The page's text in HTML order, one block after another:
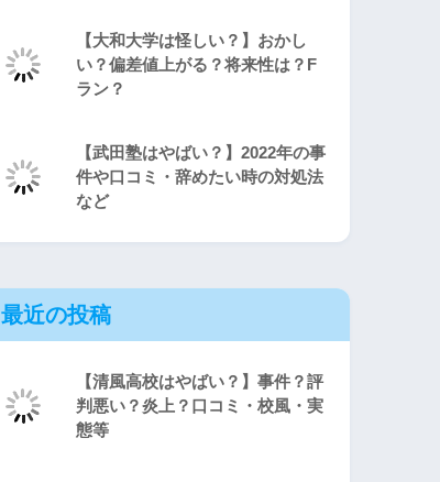
【大和大学は怪しい？】おかし
い？偏差値上がる？将来性は？F
ラン？
【武田塾はやばい？】2022年の事
件や口コミ・辞めたい時の対処法
など
最近の投稿
【清風高校はやばい？】事件？評
判悪い？炎上？口コミ・校風・実
態等